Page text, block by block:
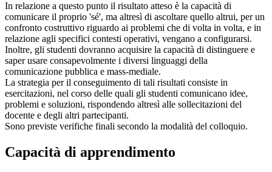
In relazione a questo punto il risultato atteso è la capacità di
comunicare il proprio 'sé', ma altresì di ascoltare quello altrui, per un
confronto costruttivo riguardo ai problemi che di volta in volta, e in
relazione agli specifici contesti operativi, vengano a configurarsi.
Inoltre, gli studenti dovranno acquisire la capacità di distinguere e
saper usare consapevolmente i diversi linguaggi della
comunicazione pubblica e mass-mediale.
La strategia per il conseguimento di tali risultati consiste in
esercitazioni, nel corso delle quali gli studenti comunicano idee,
problemi e soluzioni, rispondendo altresì alle sollecitazioni del
docente e degli altri partecipanti.
Sono previste verifiche finali secondo la modalità del colloquio.
Capacità di apprendimento